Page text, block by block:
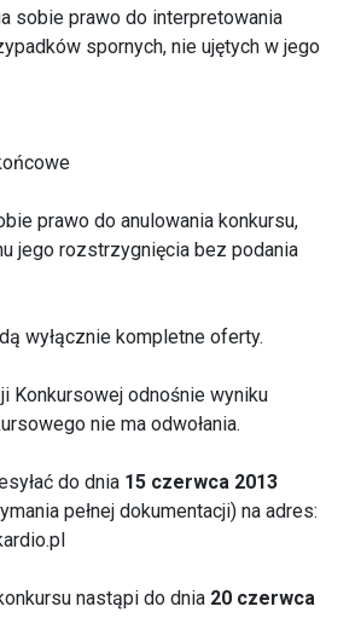
sobie prawo do interpretowania
spornych, nie ujętych w jego
prawo do anulowania konkursu,
jego rozstrzygnięcia bez podania
wyłącznie kompletne oferty.
Konkursowej odnośnie wyniku
nie ma odwołania.
do dnia 15 czerwca 2013
pełnej dokumentacji) na adres:
nastąpi do dnia 20 czerwca